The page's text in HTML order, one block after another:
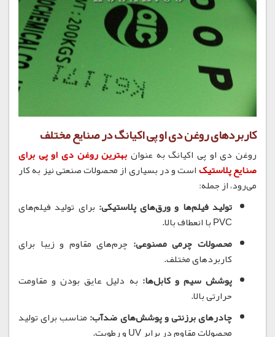
کاربردهای روغن دی او پی اکیانگ در صنایع مختلف
روغن دی او پی اکیانگ به عنوان بهترین روغن دی او پی برای
صنایع پلاستیکاست و در بسیاری از محصولات صنعتی نیز به کار
می‌رود، از جمله:
تولید فیلم‌ها و ورق‌های پلاستیکی: برای تولید فیلم‌های
PVC با انعطاف بالا.
محصولات چرمی مصنوعی: چرم‌های مقاوم و زیبا برای
کاربردهای مختلف.
پوشش سیم و کابل‌ها: به دلیل عایق بودن و مقاومت
حرارتی بالا.
چادرهای برزنتی و پوشش‌های ضدآب: مناسب برای تولید
محصولات مقاوم در برابر UV و رطوبت.